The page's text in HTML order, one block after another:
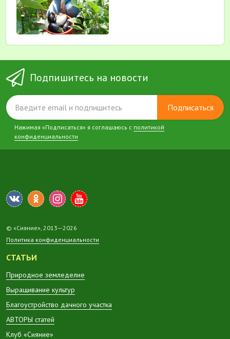
Подпишитесь на новости
Подписаться
Нажимая «Подписаться» я соглашаюсь с политикой
конфиденциальности
© «Сияние», 2013—2026
Политика конфиденциальности
СТАТЬИ
Природное земледелие
Выращивание культур
Благоустройство дачного участка
АВТОРЫ статей
Клуб «Сияние»